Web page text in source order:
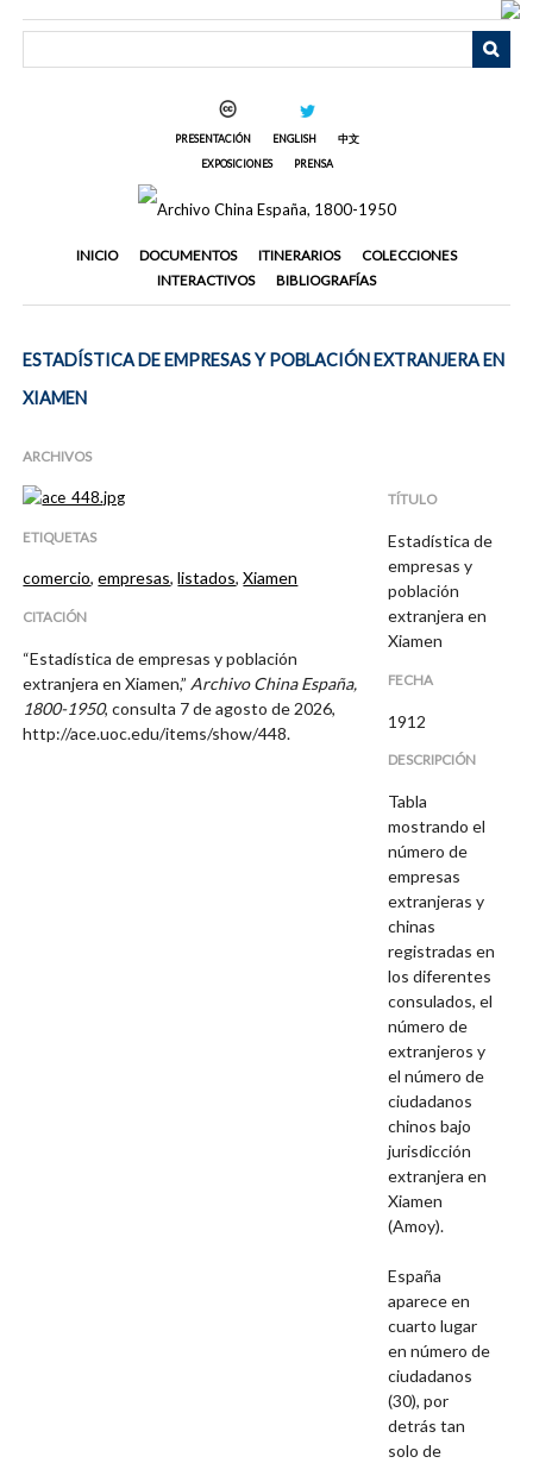
PRESENTACIÓN ENGLISH
中文
EXPOSICIONES
PRENSA
INICIO DOCUMENTOS ITINERARIOS
COLECCIONES
INTERACTIVOS
BIBLIOGRAFÍAS
ESTADÍSTICA DE EMPRESAS Y POBLACIÓN EXTRANJERA EN
XIAMEN
ARCHIVOS
ETIQUETAS
comercio,empresas,listados,Xiamen
CITACIÓN
“Estadística de empresas y población
extranjera en Xiamen,” Archivo China España,
1800-1950, consulta 7 de agosto de 2026,
http://ace.uoc.edu/items/show/448.
TÍTULO
Estadística de
empresas y
población
extranjera en
Xiamen
FECHA
1912
DESCRIPCIÓN
Tabla
mostrando el
número de
empresas
extranjeras y
chinas
registradas en
los diferentes
consulados, el
número de
extranjeros y
el número de
ciudadanos
chinos bajo
jurisdicción
extranjera en
Xiamen
(Amoy).
España
aparece en
cuarto lugar
en número de
ciudadanos
(30), por
detrás tan
solo de